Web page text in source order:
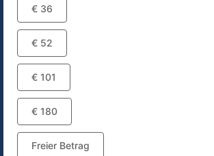
€ 36
€ 52
€ 101
€ 180
Freier Betrag